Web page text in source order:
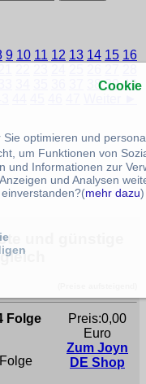
9 10 11 12 13 14 15 16
38 39 40
und günstige
Folge
Preis:0,00
Euro
Zum Joyn
DE Shop
Cookie
optimieren und
um Funktionen von
und Informationen zur
und Analysen
mehr dazu)